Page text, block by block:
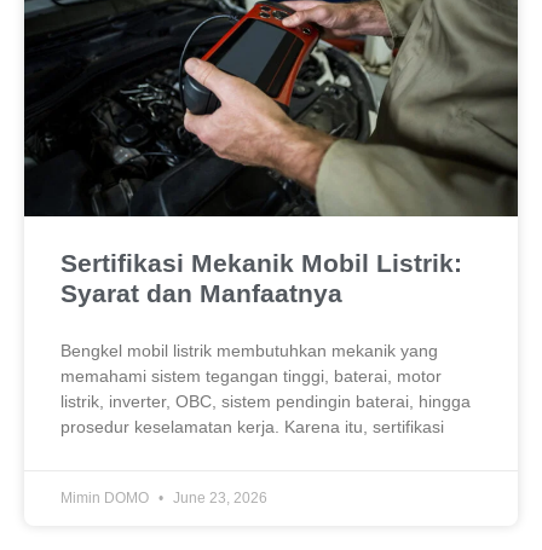
Sertifikasi Mekanik Mobil Listrik:
Syarat dan Manfaatnya
Bengkel mobil listrik membutuhkan mekanik yang
memahami sistem tegangan tinggi, baterai, motor
listrik, inverter, OBC, sistem pendingin baterai, hingga
prosedur keselamatan kerja. Karena itu, sertifikasi
Mimin DOMO June 23, 2026